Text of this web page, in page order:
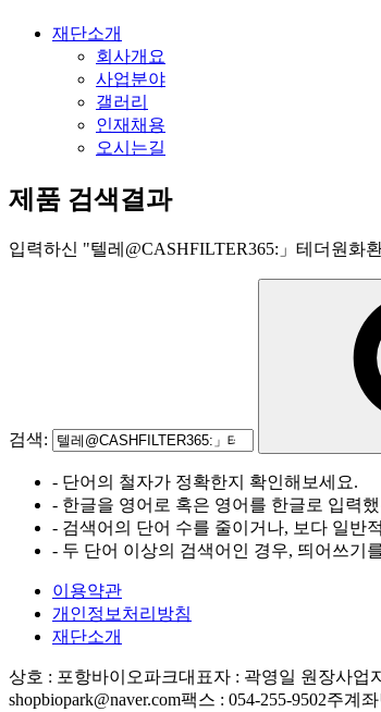
재단소개
회사개요
사업분야
갤러리
인재채용
오시는길
제품 검색결과
입력하신 "텔레@CASHFILTER365:」테더원화
검색:
- 단어의 철자가 정확한지 확인해보세요.
- 한글을 영어로 혹은 영어를 한글로 입력
- 검색어의 단어 수를 줄이거나, 보다 일반
- 두 단어 이상의 검색어인 경우, 띄어쓰기
이용약관
개인정보처리방침
재단소개
상호 : 포항바이오파크대표자 : 곽영일 원장사업
shopbiopark@naver.com팩스 : 054-255-9502주계좌